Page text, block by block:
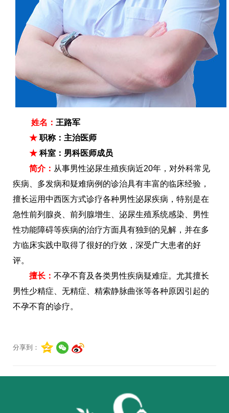
姓名： 王路军
★ 职称：主治医师
★ 科室：男科医师成员
简介： 从事男性泌尿生殖疾病近20年，对外科常见
疾病、多发病和疑难病例的诊治具有丰富的临床经验，
擅长运用中西医方式诊疗各种男性泌尿疾病，特别是在
急性前列腺炎、前列腺增生、泌尿生殖系统感染、男性
性功能障碍等疾病的治疗方面具有独到的见解，并在多
方临床实践中取得了很好的疗效，深受广大患者的好
评。
擅长： 不孕不育及各类男性疾病疑难症。尤其擅长
男性少精症、无精症、精索静脉曲张等各种原因引起的
不孕不育的诊疗。
分享到：